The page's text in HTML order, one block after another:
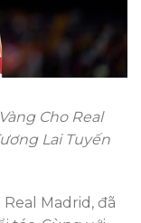
Cho Real
Lai Tuyến
Madrid, đã